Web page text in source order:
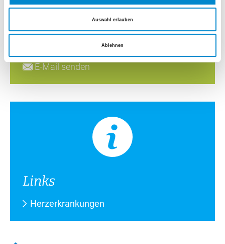
Auswahl erlauben
Ablehnen
Haben Sie Fragen?
Wir helfen Ihnen gerne weiter.
E-Mail senden
Links
Herzerkrankungen